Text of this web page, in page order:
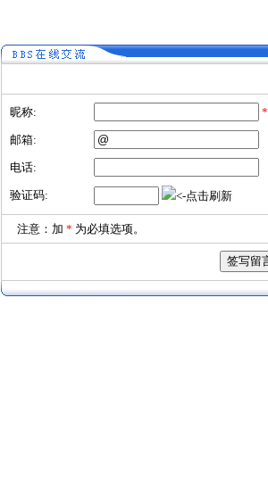
昵称: *
邮箱:
电话:
验证码: <-点击刷新
注意：加 * 为必填选项。